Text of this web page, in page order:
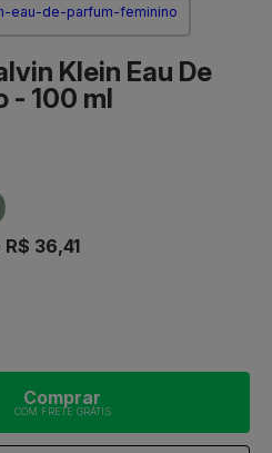
Klein Eau De
- 100 ml
R$ 36,41
Comprar
COM FRETE GRÁTIS